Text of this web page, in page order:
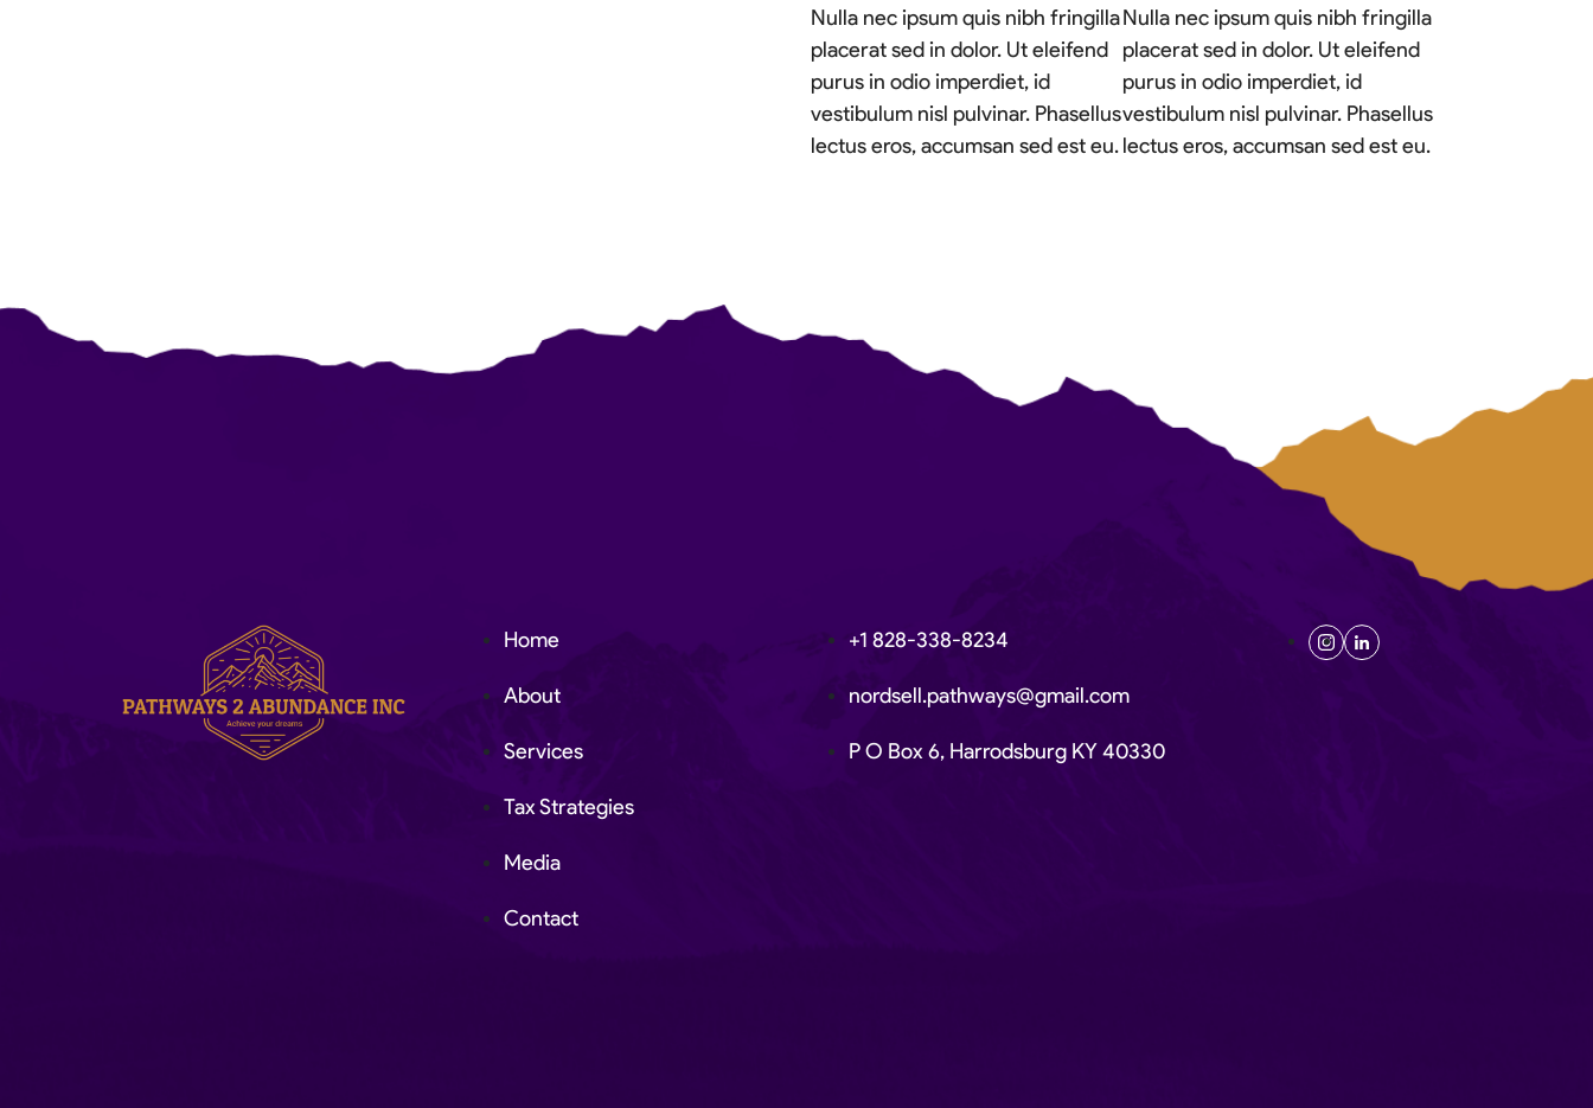
Nulla nec ipsum quis nibh fringilla
placerat sed in dolor. Ut eleifend
purus in odio imperdiet, id
vestibulum nisl pulvinar. Phasellus
lectus eros, accumsan sed est eu.
Nulla nec ipsum quis nibh fringilla
placerat sed in dolor. Ut eleifend
purus in odio imperdiet, id
vestibulum nisl pulvinar. Phasellus
lectus eros, accumsan sed est eu.
Home
About
Services
Tax Strategies
Media
Contact
+1 828-338-8234
nordsell.pathways@gmail.com
P O Box 6, Harrodsburg KY 40330